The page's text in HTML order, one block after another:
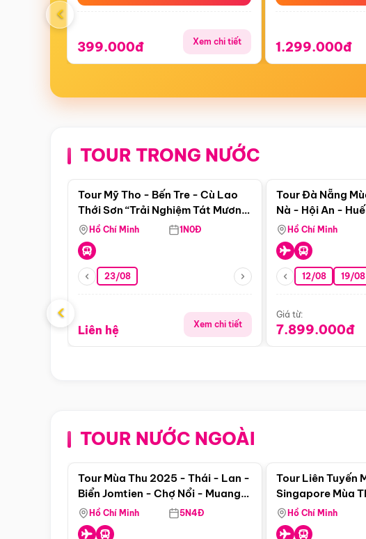
399.000đ Xem chi tiết 1.299.000đ
‹
TOUR TRONG NƯỚC
Điểm nổi bật
Tour Mỹ Tho - Bến Tre - Cù Lao
Thới Sơn “Trải Nghiệm Tát Mương
Bắt Cá”
Hồ Chí Minh 1N0Đ
23/08
Liên hệ Xem chi tiết
Tour Đà Nẵng
Nà - Hội An -
NhaHồ Chí Minh
12/08 19/08
Giá từ:
7.899.000đ
‹
TOUR NƯỚC NGOÀI
Điểm nổi bật
Tour Mùa Thu 2025 - Thái - Lan -
Biển Jomtien - Chợ Nổi - Muang
Boran Suanthai - Buffet Du
Thuyền Sông Chaophraya
Hồ Chí Minh 5N4Đ
Tour Liên Tuyến
Singapore Mùa
Hồ Chí Minh